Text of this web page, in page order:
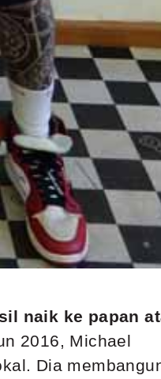
naik ke papan
2016, Michael
Dia